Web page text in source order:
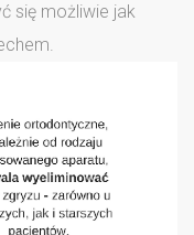
się możliwie jak